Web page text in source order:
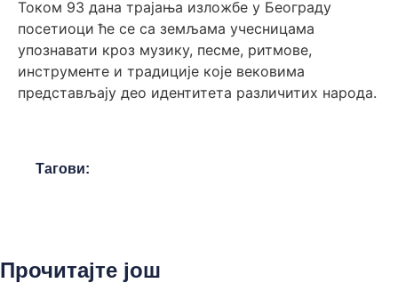
Током 93 дана трајања изложбе у Београду
посетиоци ће се са земљама учесницама
упознавати кроз музику, песме, ритмове,
инструменте и традиције које вековима
представљају део идентитета различитих народа.
Тагови:
Прочитајте још